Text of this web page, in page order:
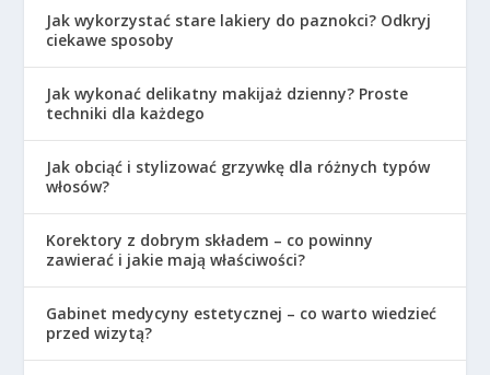
Jak wykorzystać stare lakiery do paznokci? Odkryj
ciekawe sposoby
Jak wykonać delikatny makijaż dzienny? Proste
techniki dla każdego
Jak obciąć i stylizować grzywkę dla różnych typów
włosów?
Korektory z dobrym składem – co powinny
zawierać i jakie mają właściwości?
Gabinet medycyny estetycznej – co warto wiedzieć
przed wizytą?